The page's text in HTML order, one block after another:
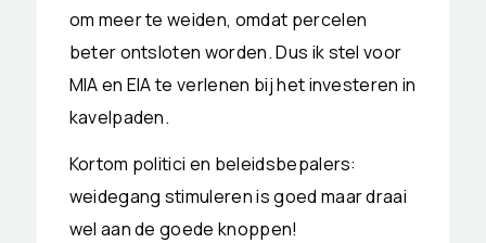
om meer te weiden, omdat percelen
beter ontsloten worden. Dus ik stel voor
MIA en EIA te verlenen bij het investeren in
kavelpaden.
Kortom politici en beleidsbepalers:
weidegang stimuleren is goed maar draai
wel aan de goede knoppen!